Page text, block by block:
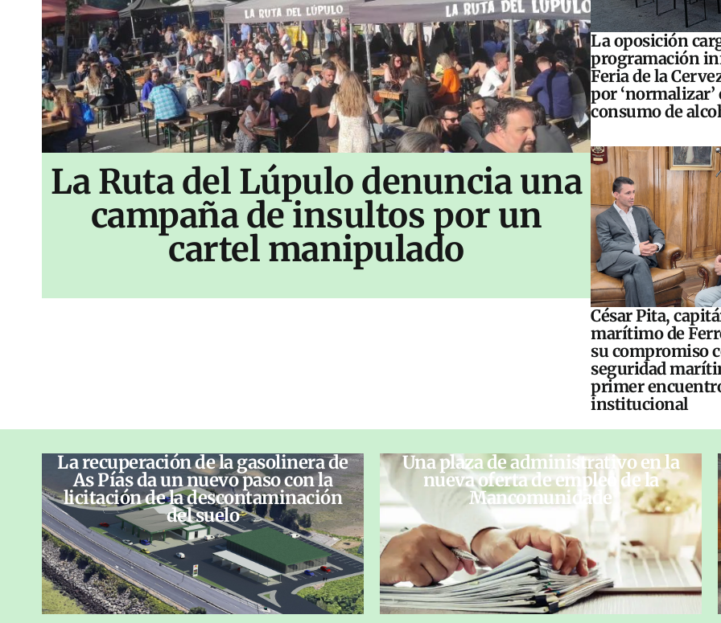
La Ruta del Lúpulo denuncia una
campaña de insultos por un
cartel manipulado
La oposición
programación
Feria de la
por ‘normalizar’
consumo de
César Pita,
marítimo de
su compromiso
seguridad
primer
institucional
La recuperación de la gasolinera de
As Pías da un nuevo paso con la
licitación de la descontaminación
del suelo
Una plaza de administrativo en la
nueva oferta de empleo de la
Mancomunidade